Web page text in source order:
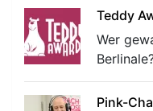
Teddy
Wer
Pink-